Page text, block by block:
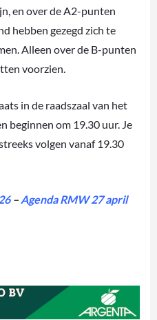
en over de A2-punten
hebben gezegd zich te
Alleen over de B-punten
voorzien.
in de raadszaal van het
beginnen om 19.30 uur. Je
volgen vanaf 19.30
– Agenda RMW 27 april